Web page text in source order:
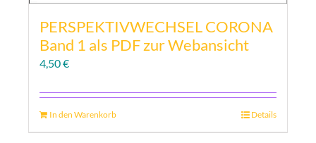
PERSPEKTIVWECHSEL CORONA
Band 1 als PDF zur Webansicht
4,50€
In den Warenkorb Details